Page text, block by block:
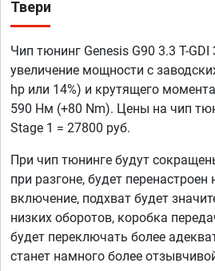
Твери
Чип тюнинг Genesis G90 3.3 T-GDI
увеличение мощности с
hp или 14%) и крутящего
590 Нм (+80 Nm). Цены на чип
Stage 1 = 27800 руб.
При чип тюнинге будут
при разгоне, будет
включение, подхват будет
низких оборотов, коробка
будет переключать более
станет намного более